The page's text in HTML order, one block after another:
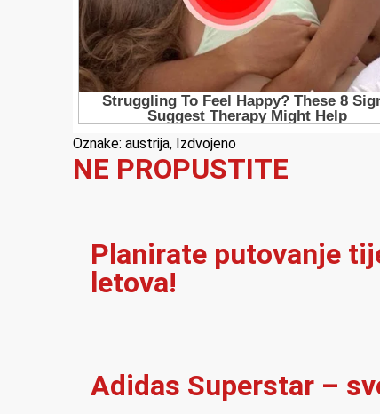
Oznake: austrija, Izdvojeno
NE PROPUSTITE
Planirate putovanje
letova!
Adidas Superstar –